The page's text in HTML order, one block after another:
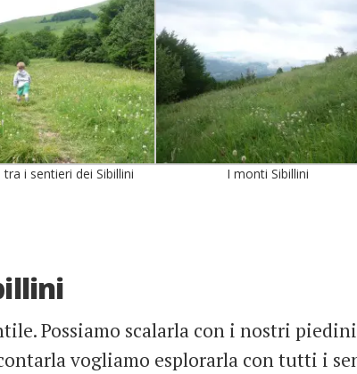
tra i sentieri dei Sibillini I monti Sibillini
Possiamo scalarla con i nostri piedini
vogliamo esplorarla con tutti i